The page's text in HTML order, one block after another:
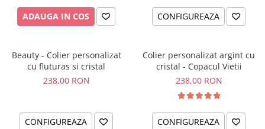
ADAUGA IN COS CONFIGUREAZA
Beauty - Colier personalizat
cu fluturas si cristal
238,00 RON
CONFIGUREAZA
Colier personalizat argint cu
cristal - Copacul Vietii
238,00 RON
CONFIGUREAZA